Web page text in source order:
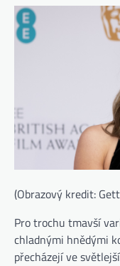
(Obrazový kredit:
Pro trochu tmavší
chladnými hnědými
přecházejí ve